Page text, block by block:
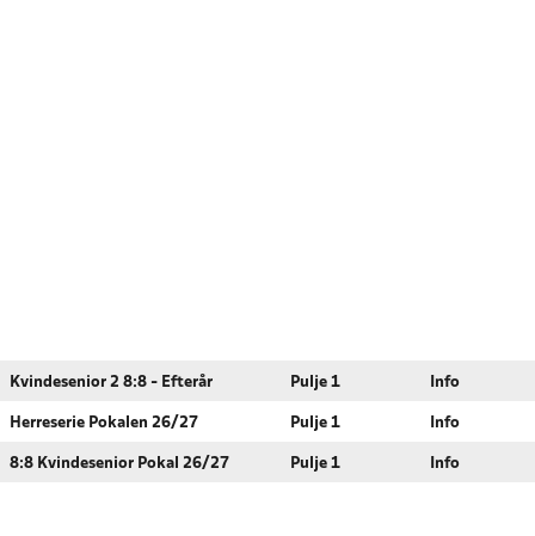
Kvindesenior 2 8:8 - Efterår Pulje 1 Info
Herreserie Pokalen 26/27 Pulje 1 Info
8:8 Kvindesenior Pokal 26/27 Pulje 1 Info